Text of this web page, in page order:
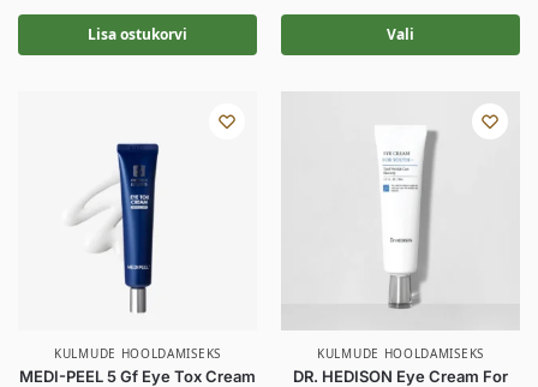
Lisa ostukorvi Vali
KULMUDE HOOLDAMISEKS
MEDI-PEEL 5 Gf Eye Tox Cream
KULMUDE HOOLDAMISEKS
DR. HEDISON Eye Cream For